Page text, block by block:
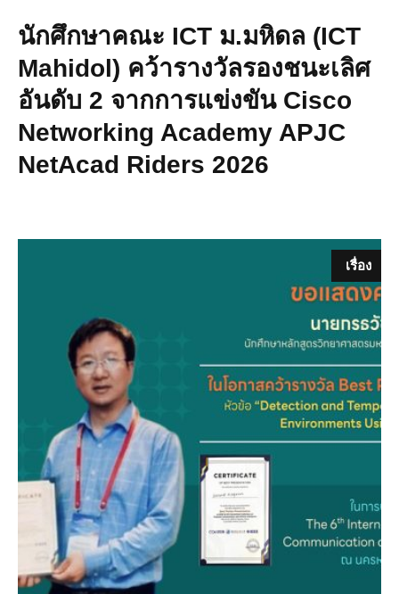
นักศึกษาคณะ ICT ม.มหิดล (ICT
Mahidol) คว้ารางวัลรองชนะเลิศ
อันดับ 2 จากการแข่งขัน Cisco
Networking Academy APJC
NetAcad Riders 2026
เรื่อง